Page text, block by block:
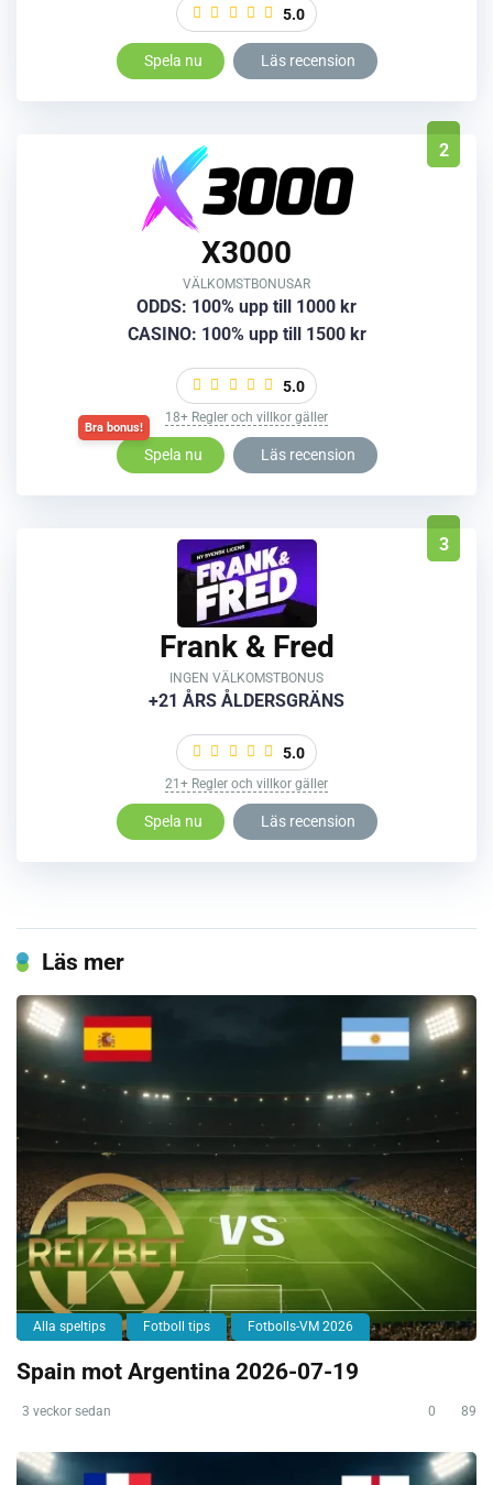
5.0
Spela nu Läs recension
2
X3000
VÄLKOMSTBONUSAR
ODDS: 100% upp till 1000 kr
CASINO: 100% upp till 1500 kr
5.0
18+ Regler och villkor gäller
Spela nu Läs recension
3
Frank & Fred
INGEN VÄLKOMSTBONUS
+21 ÅRS ÅLDERSGRÄNS
5.0
21+ Regler och villkor gäller
Spela nu Läs recension
Läs mer
Alla speltips Fotboll tips Fotbolls-VM 2026
Spain mot Argentina 2026-07-19
3 veckor sedan 0 89